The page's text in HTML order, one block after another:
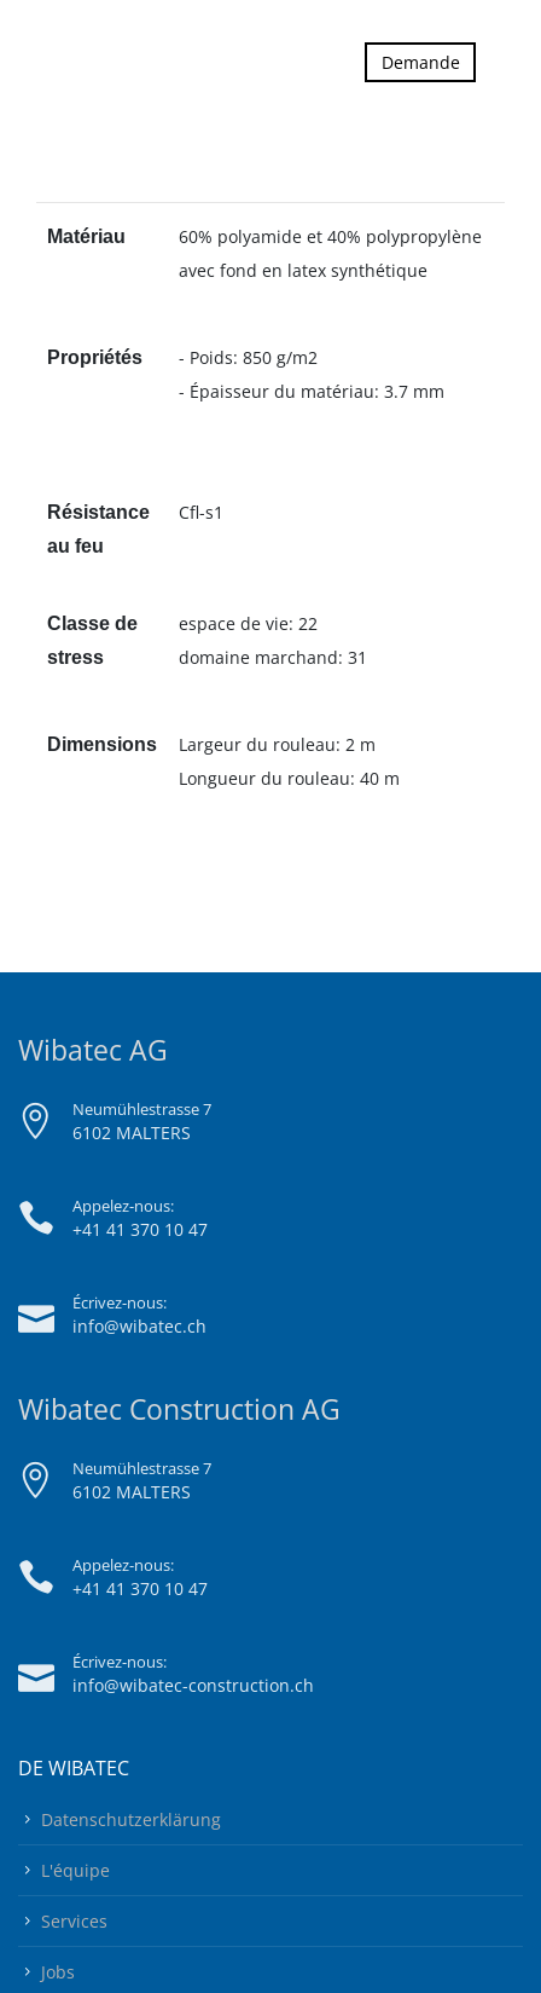
Demande
Matériau
60% polyamide et 40% polypropylène
avec fond en latex synthétique
Propriétés
- Poids: 850 g/m2
- Épaisseur du matériau: 3.7 mm
Résistance
au feu
Cfl-s1
Classe de
stress
espace de vie: 22
domaine marchand: 31
Dimensions
Largeur du rouleau: 2 m
Longueur du rouleau: 40 m
Wibatec AG
Neumühlestrasse 7
6102 MALTERS
Appelez-nous:
+41 41 370 10 47
Écrivez-nous:
info@wibatec.ch
Wibatec Construction AG
Neumühlestrasse 7
6102 MALTERS
Appelez-nous:
+41 41 370 10 47
Écrivez-nous:
info@wibatec-construction.ch
DE WIBATEC
Datenschutzerklärung
L'équipe
Services
Jobs